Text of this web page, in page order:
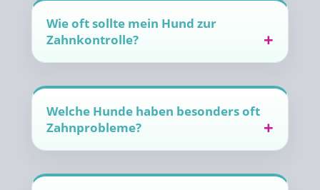
Wie oft sollte mein Hund zur
Zahnkontrolle?
Welche Hunde haben besonders oft
Zahnprobleme?